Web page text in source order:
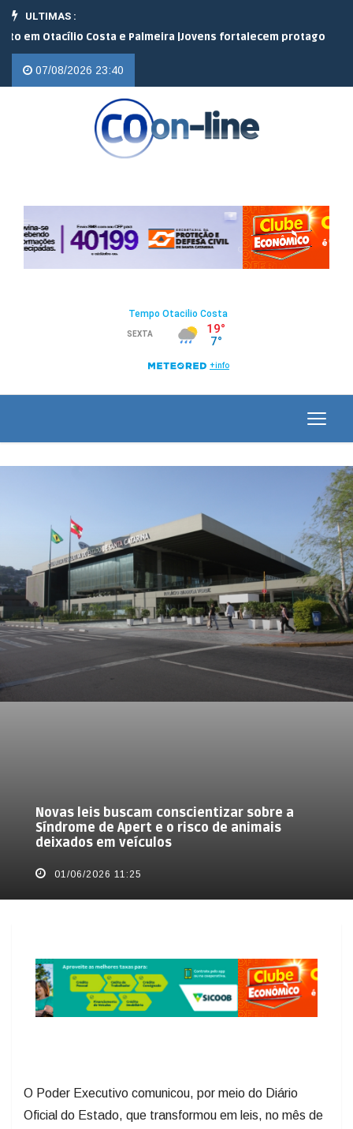
ULTIMAS :
Costa e Palmeira | Jovens fortalecem protagonismo no
07/08/2026 23:40
Novas leis buscam conscientizar sobre a
Síndrome de Apert e o risco de animais
deixados em veículos
01/06/2026 11:25
O Poder Executivo comunicou, por meio do Diário
Oficial do Estado, que transformou em leis, no mês de